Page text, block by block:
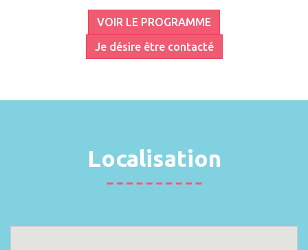
VOIR LE PROGRAMME
Je désire être contacté
Localisation